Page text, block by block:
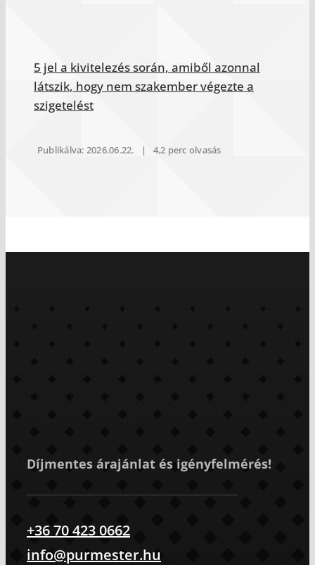
5 jel a kivitelezés során, amiből azonnal
látszik, hogy nem szakember végezte a
szigetelést
Publikálva: 2026.06.22. | 4,2 perc olvasás
Díjmentes árajánlat és igényfelmérés!
+36 70 423 0662
info@purmester.hu